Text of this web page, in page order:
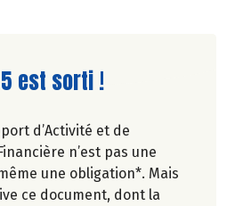
est sorti !
d’Activité et de
n’est pas une
une obligation*. Mais
ce document, dont la